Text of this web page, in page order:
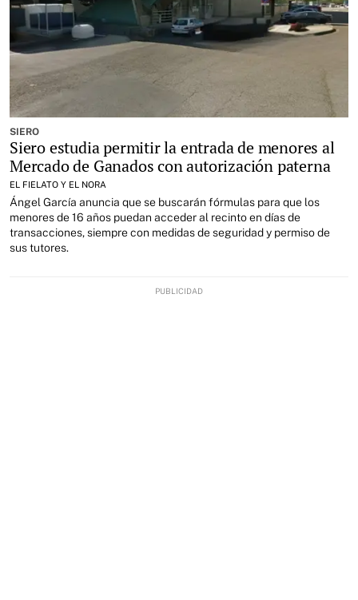
SIERO
Siero estudia permitir la entrada de menores al
Mercado de Ganados con autorización paterna
EL FIELATO Y EL NORA
Ángel García anuncia que se buscarán fórmulas para que los
menores de 16 años puedan acceder al recinto en días de
transacciones, siempre con medidas de seguridad y permiso de
sus tutores.